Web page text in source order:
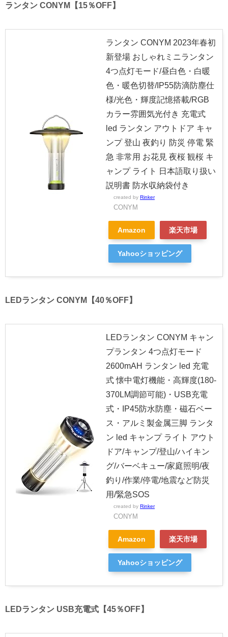
ランタン CONYM【15％OFF】
ランタン CONYM 2023年春初
新登場 おしゃれミニランタン
4つ点灯モード/昼白色・白暖
色・暖色切替/IP55防滴防塵仕
様/光色・輝度記憶搭載/RGB
カラー雰囲気光付き 充電式
led ランタン アウトドア キャ
ンプ 登山 夜釣り 防災 停電 緊
急 非常用 お花見 夜桜 観桜 キ
ャンプ ライト 日本語取り扱い
説明書 防水収納袋付き
created by Rinker
CONYM
Amazon 楽天市場
Yahooショッピング
LEDランタン CONYM【40％OFF】
LEDランタン CONYM キャン
プランタン 4つ点灯モード
2600mAH ランタン led 充電
式 懐中電灯機能・高輝度(180-
370LM調節可能)・USB充電
式・IP45防水防塵・磁石ベー
ス・アルミ製金属三脚 ランタ
ン led キャンプ ライト アウト
ドア/キャンプ/登山/ハイキン
グ/バーベキュー/家庭照明/夜
釣り/作業/停電/地震など防災
用/緊急SOS
created by Rinker
CONYM
Amazon 楽天市場
Yahooショッピング
LEDランタン USB充電式【45％OFF】